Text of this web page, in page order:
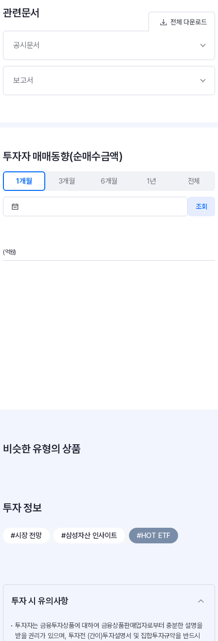
관련문서
전체 다운로드
공시문서
보고서
투자자 매매동향(순매수금액)
1개월 3개월 6개월 1년 전체
조회
비슷한 유형의 상품
투자 정보
#시장 전망 #삼성자산 인사이트 #HOT ETF
투자 시 유의사항
투자자는 금융투자상품에 대하여 금융상품판매업자로부터 충분한 설명을
받을 권리가 있으며, 투자전 (간이)투자설명서 및 집합투자규약을 반드시